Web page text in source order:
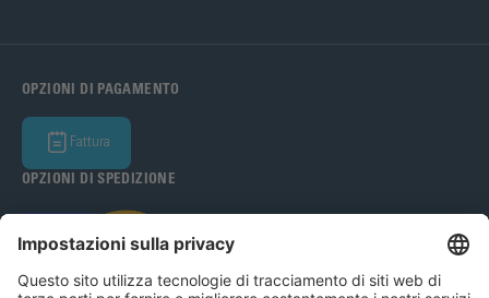
OPZIONI DI PAGAMENTO
Fattura
OPZIONI DI SPEDIZIONE